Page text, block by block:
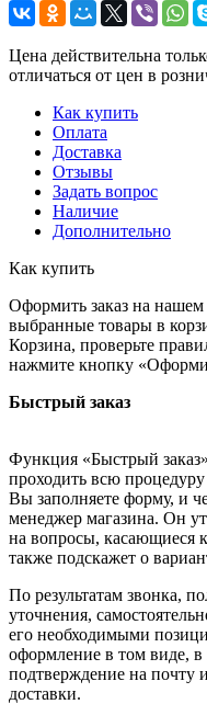
Цена действительна
отличаться от цен в
Как купить
Оплата
Доставка
Отзывы
Задать вопрос
Наличие
Дополнительно
Как купить
Оформить заказ на нашем
выбранные товары в
Корзина, проверьте
нажмите кнопку
Быстрый заказ
Функция «Быстрый
проходить всю процедуру
Вы заполняете форму, и
менеджер магазина. Он
на вопросы, касающиеся
также подскажет о
По результатам звонка,
уточнения,
его необходимыми
оформление в том виде, в
подтверждение на почту
доставки.